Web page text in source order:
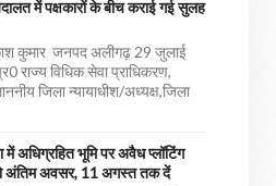
में पक्षकारों के बीच कराई गई सुलह
कुमार जनपद अलीगढ़ 29 जुलाई
राज्य विधिक सेवा प्राधिकरण,
जिला न्यायाधीश/अध्यक्ष,जिला
में अधिग्रहित भूमि पर अवैध प्लॉटिंग
अंतिम अवसर, 11 अगस्त तक दें